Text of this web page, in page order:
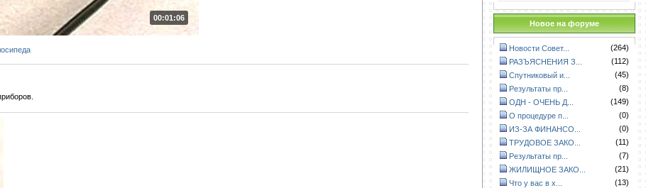
00:01:06
Новое на форуме
Новости Совет...
(264)
РАЗЪЯСНЕНИЯ З...
(112)
Спутниковый и...
(45)
Результаты пр...
(8)
ОДН - ОЧЕНЬ Д...
(149)
О процедуре п...
(0)
ИЗ-ЗА ФИНАНСО...
(0)
ТРУДОВОЕ ЗАКО...
(11)
Результаты пр...
(7)
ЖИЛИЩНОЕ ЗАКО...
(21)
Что у вас в х...
(13)